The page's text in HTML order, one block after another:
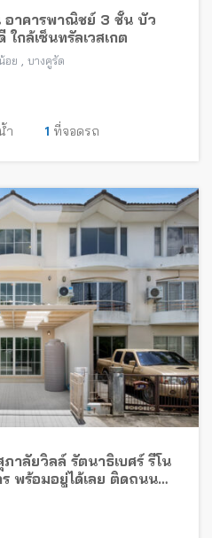
อาคารพาณิชย์ 3 ชั้น บัว
กล้เซ็นทรัลเวสเกต
อย , บางคูรัด
ำ 1 ที่จอดรถ
าลัยวิลล์ รัตนาธิเบศร์ รีโน
พร้อมอยู่ได้เลย ติดถนน